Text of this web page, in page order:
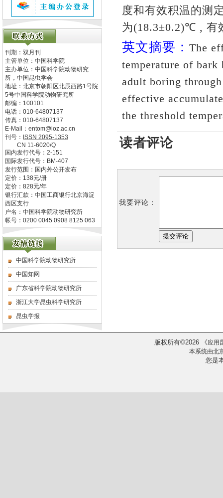
刊期：双月刊
主管单位： 中国科学院
主办单位： 中国科学院动物研究
所，中国昆虫学会
地址： 北京市朝阳区北辰西路1号院
5号中国科学院动物研究所
邮编： 100101
电话： 010-64807137
传真： 010-64807137
E-Mail： entom@ioz.ac.cn
刊号： ISSN 2095-1353
CN 11-6020/Q
国内发行代号： 2-151
国际发行代号： BM-407
发行范围：国内外公开发布
定价： 138元/册
定价： 828元/年
银行汇款：中国工商银行北京海淀
西区支行
户名：中国科学院动物研究所
帐号：0200 0045 0908 8125 063
中国科学院动物研究所
中国知网
广东省科学院动物研究所
浙江大学昆虫科学研究所
昆虫学报
度和有效积温的测
为(18.3±0.2)℃ , 有
英文摘要： The
temperature of
adult boring
effective
the threshold
读者评论
我要评论：
版权所有©2026 《应用
本系统由北
您是